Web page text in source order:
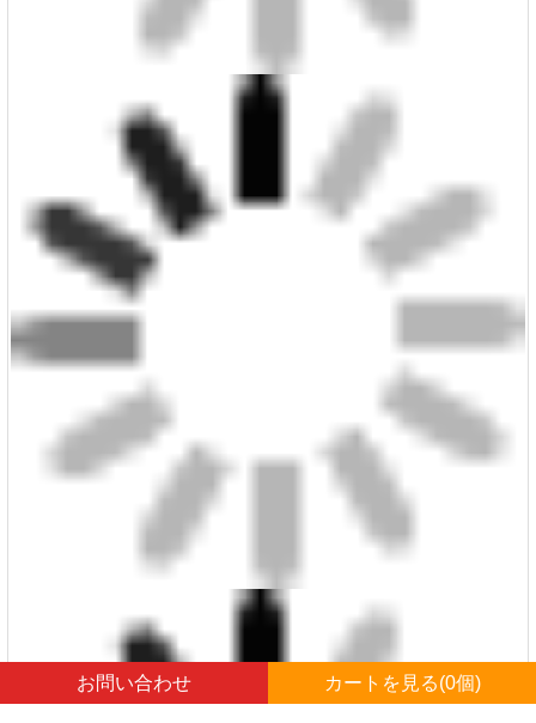
お問い合わせ カートを見る(0個)